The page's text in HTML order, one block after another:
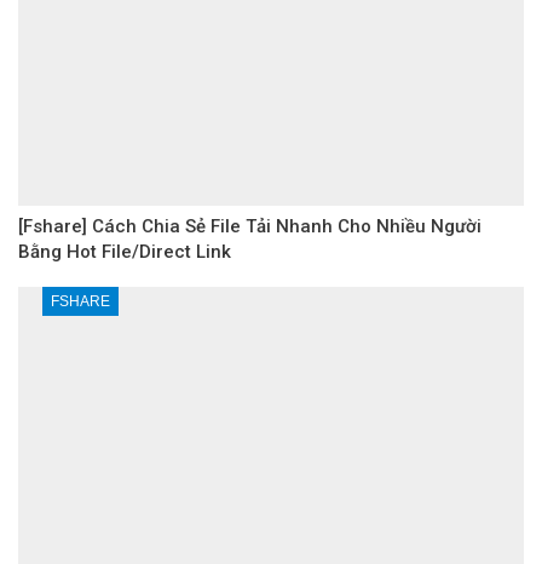
[Fshare] Cách Chia Sẻ File Tải Nhanh Cho Nhiều Người
Bằng Hot File/Direct Link
FSHARE